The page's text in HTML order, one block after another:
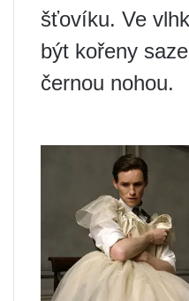
šťovíku. Ve
být kořeny
černou nohou.